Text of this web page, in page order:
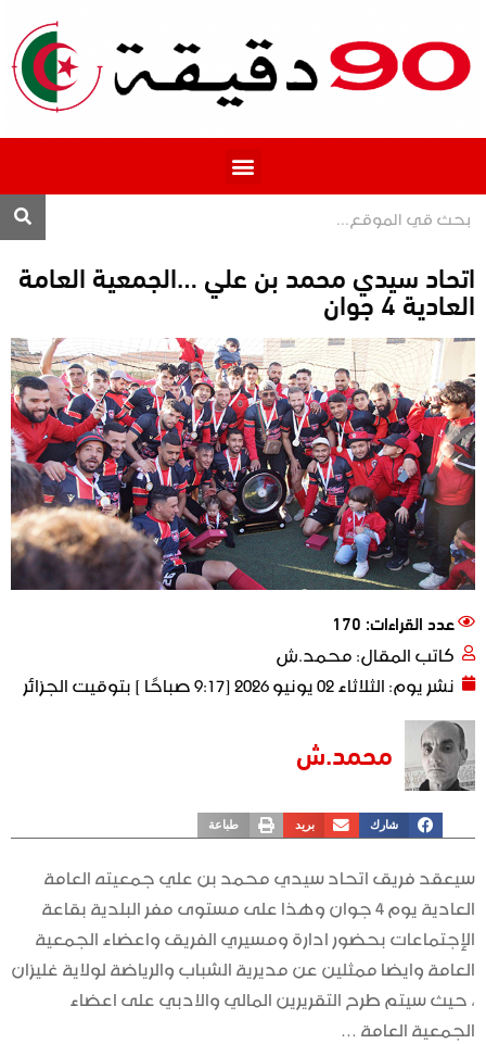
اتحاد سيدي محمد بن علي …الجمعية العامة
العادية 4 جوان
عدد القراءات: 170
كاتب المقال:محمد.ش
نشر يوم:الثلاثاء 02 يونيو 2026 [9:17 صباحًا ] بتوقيت الجزائر
محمد.ش
شارك بريد طباعة
سيعقد فريق اتحاد سيدي محمد بن علي جمعيته العامة
العادية يوم 4 جوان وهذا على مستوى مفر البلدية بقاعة
الإجتماعات بحضور ادارة ومسيري الفريق واعضاء الجمعية
العامة وايضا ممثلين عن مديرية الشباب والرياضة لولاية غليزان
، حيث سيتم طرح التقريرين المالي والادبي على اعضاء
الجمعية العامة …